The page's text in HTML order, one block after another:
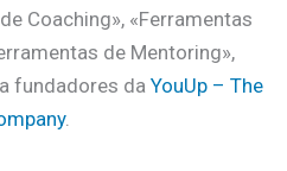
Coaching», «Ferramentas
de Mentoring»,
fundadores da YouUp – The
.